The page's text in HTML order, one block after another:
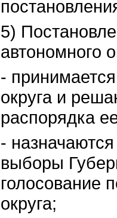
5)
автономного
-
округа и
распорядка
-
выборы
голосование
округа;